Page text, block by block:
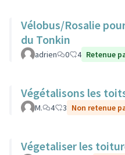
Vélobus/Rosalie
du Tonkin
adrien 0 4 Retenue
Végétalisons les
M. 4 3 Non retenue
Végetaliser les